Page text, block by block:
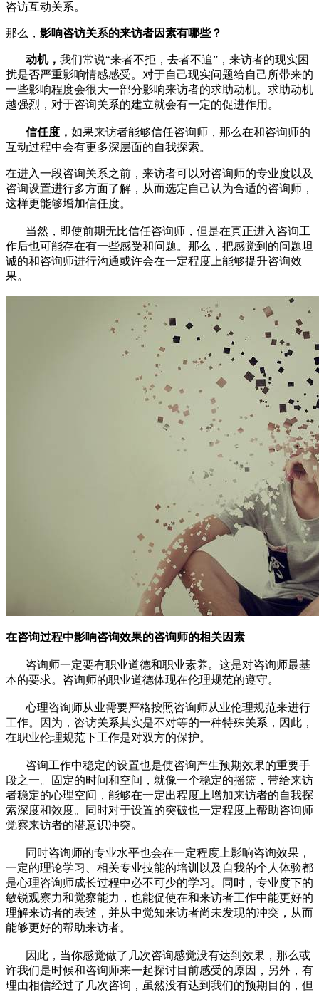
咨访互动关系。
那么， 影响咨访关系的来访者因素有哪些？
动机， 我们常说“来者不拒，去者不追”，来访者的现实困
扰是否严重影响情感感受。对于自己现实问题给自己所带来的
一些影响程度会很大一部分影响来访者的求助动机。求助动机
越强烈，对于咨询关系的建立就会有一定的促进作用。
信任度， 如果来访者能够信任咨询师，那么在和咨询师的
互动过程中会有更多深层面的自我探索。
在进入一段咨询关系之前，来访者可以对咨询师的专业度以及
咨询设置进行多方面了解，从而选定自己认为合适的咨询师，
这样更能够增加信任度。
当然，即使前期无比信任咨询师，但是在真正进入咨询工
作后也可能存在有一些感受和问题。那么，把感觉到的问题坦
诚的和咨询师进行沟通或许会在一定程度上能够提升咨询效
果。
在咨询过程中影响咨询效果的咨询师的相关因素
咨询师一定要有职业道德和职业素养。这是对咨询师最基
本的要求。咨询师的职业道德体现在伦理规范的遵守。
心理咨询师从业需要严格按照咨询师从业伦理规范来进行
工作。因为，咨访关系其实是不对等的一种特殊关系，因此，
在职业伦理规范下工作是对双方的保护。
咨询工作中稳定的设置也是使咨询产生预期效果的重要手
段之一。固定的时间和空间，就像一个稳定的摇篮，带给来访
者稳定的心理空间，能够在一定出程度上增加来访者的自我探
索深度和效度。同时对于设置的突破也一定程度上帮助咨询师
觉察来访者的潜意识冲突。
同时咨询师的专业水平也会在一定程度上影响咨询效果，
一定的理论学习、相关专业技能的培训以及自我的个人体验都
是心理咨询师成长过程中必不可少的学习。同时，专业度下的
敏锐观察力和觉察能力，也能促使在和来访者工作中能更好的
理解来访者的表述，并从中觉知来访者尚未发现的冲突，从而
能够更好的帮助来访者。
因此，当你感觉做了几次咨询感觉没有达到效果，那么或
许我们是时候和咨询师来一起探讨目前感受的原因，另外，有
理由相信经过了几次咨询，虽然没有达到我们的预期目的，但